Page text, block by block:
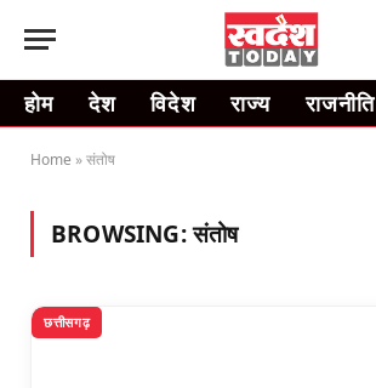
होम देश विदेश राज्य राजनीति
Home »संतोष
BROWSING:संतोष
छत्तीसगढ़